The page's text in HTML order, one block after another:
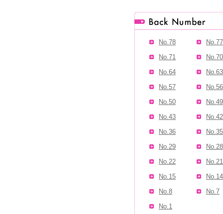
No.78
No.77
No.71
No.70
No.64
No.63
No.57
No.56
No.50
No.49
No.43
No.42
No.36
No.35
No.29
No.28
No.22
No.21
No.15
No.14
No.8
No.7
No.1